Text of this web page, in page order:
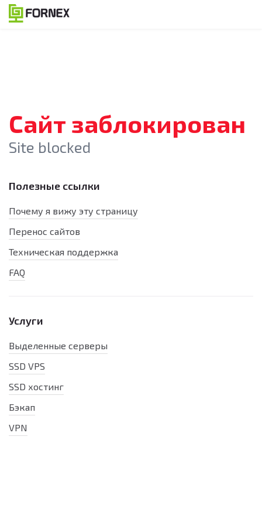
Сайт заблокирован
Site blocked
Полезные ссылки
Почему я вижу эту страницу
Перенос сайтов
Техническая поддержка
FAQ
Услуги
Выделенные серверы
SSD VPS
SSD хостинг
Бэкап
VPN